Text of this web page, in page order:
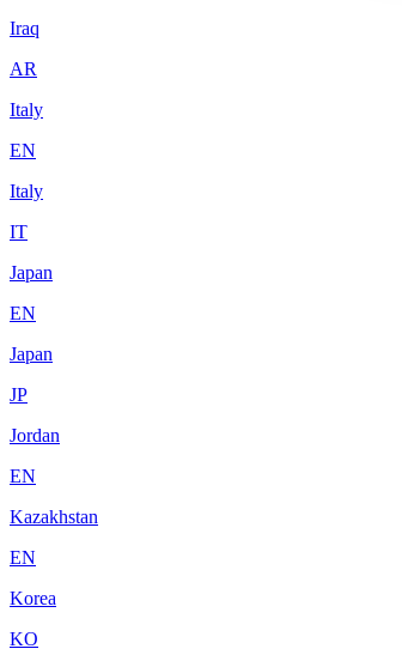
Iraq
AR
Italy
EN
Italy
IT
Japan
EN
Japan
JP
Jordan
EN
Kazakhstan
EN
Korea
KO